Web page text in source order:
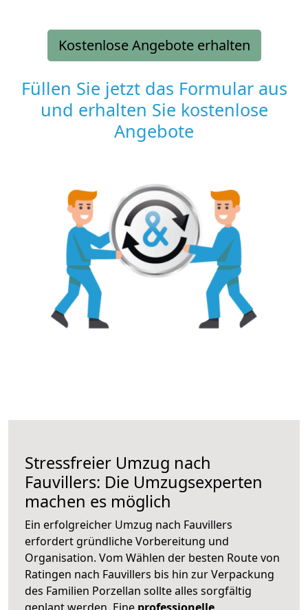
Kostenlose Angebote erhalten
Füllen Sie jetzt das Formular aus
und erhalten Sie kostenlose
Angebote
Stressfreier Umzug nach
Fauvillers: Die Umzugsexperten
machen es möglich
Ein erfolgreicher Umzug nach Fauvillers
erfordert gründliche Vorbereitung und
Organisation. Vom Wählen der besten Route von
Ratingen nach Fauvillers bis hin zur Verpackung
des Familien Porzellan sollte alles sorgfältig